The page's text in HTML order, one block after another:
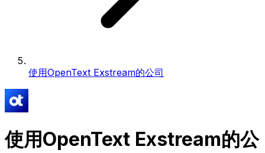
使用OpenText Exstream的公司
使用OpenText Exstream的公